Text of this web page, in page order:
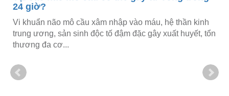
24 giờ?
Vi khuẩn não mô cầu xâm nhập vào máu, hệ thần kinh
trung ương, sản sinh độc tố đậm đặc gây xuất huyết, tổn
thương đa cơ...